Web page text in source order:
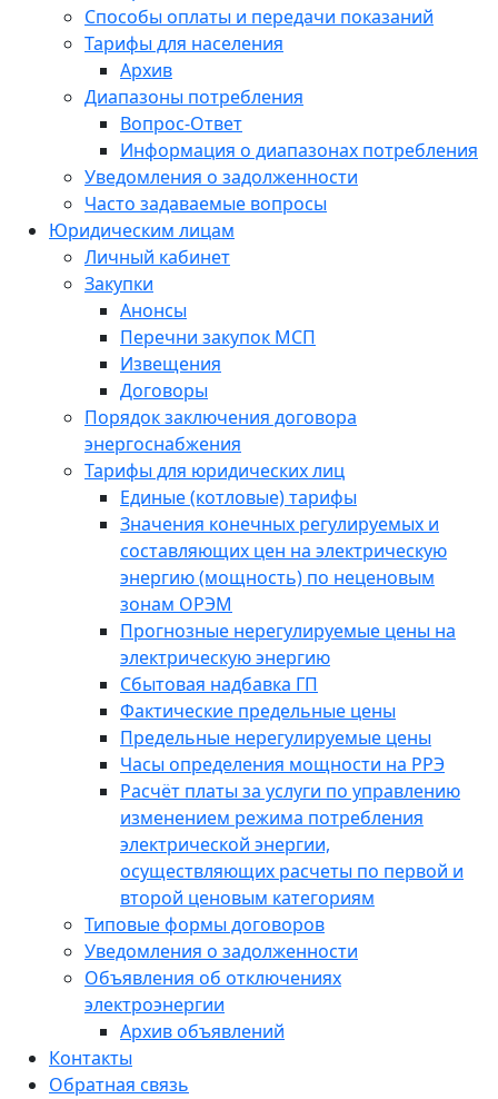
Способы оплаты и передачи показаний
Тарифы для населения
Архив
Диапазоны потребления
Вопрос-Ответ
Информация о диапазонах потребления
Уведомления о задолженности
Часто задаваемые вопросы
Юридическим лицам
Личный кабинет
Закупки
Анонсы
Перечни закупок МСП
Извещения
Договоры
Порядок заключения договора
энергоснабжения
Тарифы для юридических лиц
Единые (котловые) тарифы
Значения конечных регулируемых и
составляющих цен на электрическую
энергию (мощность) по неценовым
зонам ОРЭМ
Прогнозные нерегулируемые цены на
электрическую энергию
Сбытовая надбавка ГП
Фактические предельные цены
Предельные нерегулируемые цены
Часы определения мощности на РРЭ
Расчёт платы за услуги по управлению
изменением режима потребления
электрической энергии,
осуществляющих расчеты по первой и
второй ценовым категориям
Типовые формы договоров
Уведомления о задолженности
Объявления об отключениях
электроэнергии
Архив объявлений
Контакты
Обратная связь